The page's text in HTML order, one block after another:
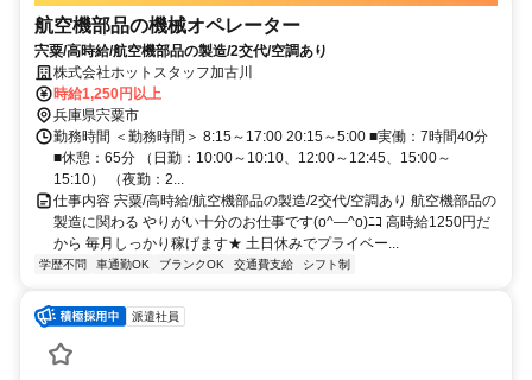
航空機部品の機械オペレーター
宍粟/高時給/航空機部品の製造/2交代/空調あり
株式会社ホットスタッフ加古川
時給1,250円以上
兵庫県宍粟市
勤務時間 ＜勤務時間＞ 8:15～17:00 20:15～5:00 ■実働：7時間40分
■休憩：65分 （日勤：10:00～10:10、12:00～12:45、15:00～
15:10） （夜勤：2...
仕事内容 宍粟/高時給/航空機部品の製造/2交代/空調あり 航空機部品の
製造に関わる やりがい十分のお仕事です(o^―^o)ﾆｺ 高時給1250円だ
から 毎月しっかり稼げます★ 土日休みでプライベー...
学歴不問 車通勤OK ブランクOK 交通費支給 シフト制
派遣社員